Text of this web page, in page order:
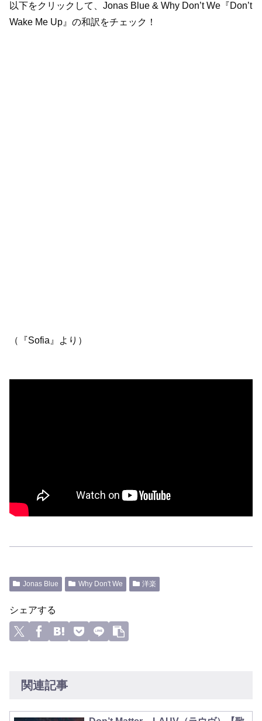
以下をクリックして、Jonas Blue & Why Don’t We『Don’t
Wake Me Up』の和訳をチェック！
（『Sofia』より）
Jonas Blue Why Don't We 洋楽
シェアする
関連記事